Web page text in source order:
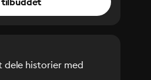
dele historier med